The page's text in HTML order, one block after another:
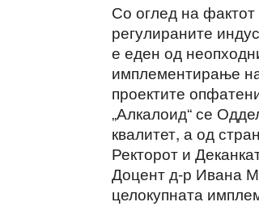
Со оглед на фактот
регулираните
е еден од
имплементирање
проектите
„Алкалоид“ се
квалитет, а од
Ректорот и
Доцент д-р Ивана
целокупната